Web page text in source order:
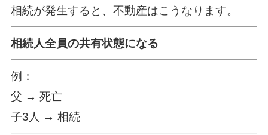
相続が発生すると、不動産はこうなります。
相続人全員の共有状態になる
例：
父 → 死亡
子3人 → 相続